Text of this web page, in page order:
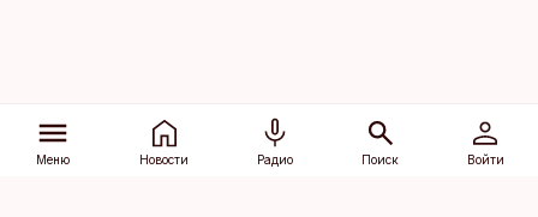
Меню Новости Радио Поиск Войти